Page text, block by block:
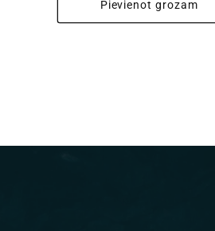
Pievienot grozam